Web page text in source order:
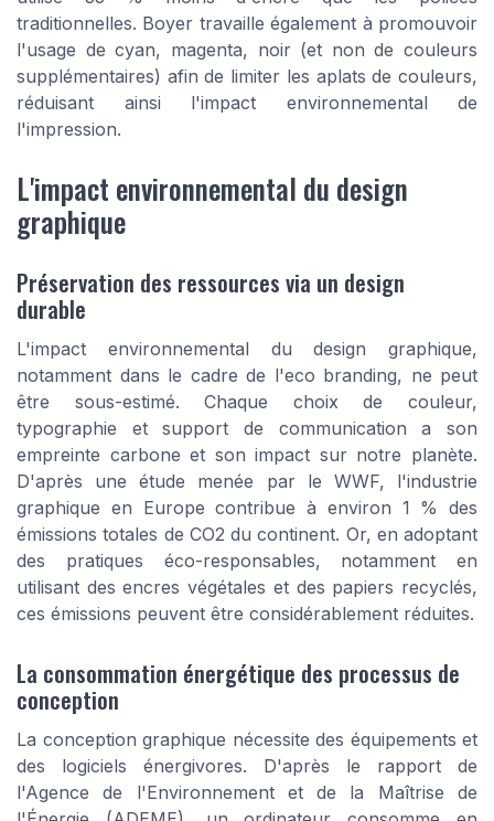
traditionnelles. Boyer travaille également à promouvoir
l'usage de cyan, magenta, noir (et non de couleurs
supplémentaires) afin de limiter les aplats de couleurs,
réduisant ainsi l'impact environnemental de
l'impression.
L'impact environnemental du design
graphique
Préservation des ressources via un design
durable
L'impact environnemental du design graphique,
notamment dans le cadre de l'eco branding, ne peut
être sous-estimé. Chaque choix de couleur,
typographie et support de communication a son
empreinte carbone et son impact sur notre planète.
D'après une étude menée par le WWF, l'industrie
graphique en Europe contribue à environ 1 % des
émissions totales de CO2 du continent. Or, en adoptant
des pratiques éco-responsables, notamment en
utilisant des encres végétales et des papiers recyclés,
ces émissions peuvent être considérablement réduites.
La consommation énergétique des processus de
conception
La conception graphique nécessite des équipements et
des logiciels énergivores. D'après le rapport de
l'Agence de l'Environnement et de la Maîtrise de